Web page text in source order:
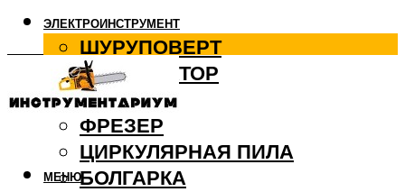
ЭЛЕКТРОИНСТРУМЕНТ
ШУРУПОВЕРТ
ПЕРФОРАТОР
ДРЕЛЬ
ФРЕЗЕР
ЦИРКУЛЯРНАЯ ПИЛА
БОЛГАРКА
МЕНЮ